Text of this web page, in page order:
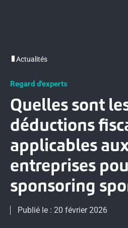
Actualités
Regard d'experts
Quelles sont
déductions
applicables
entreprises
sponsoring
Publié le : 20 février 2026